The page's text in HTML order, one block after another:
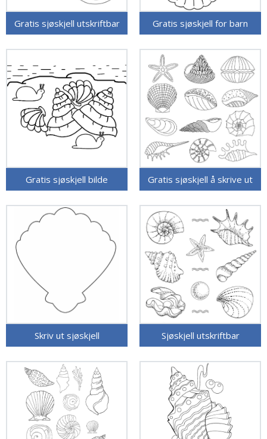
Gratis sjøskjell utskriftbar Gratis sjøskjell for barn
Gratis sjøskjell bilde Gratis sjøskjell å skrive ut
Skriv ut sjøskjell Sjøskjell utskriftbar